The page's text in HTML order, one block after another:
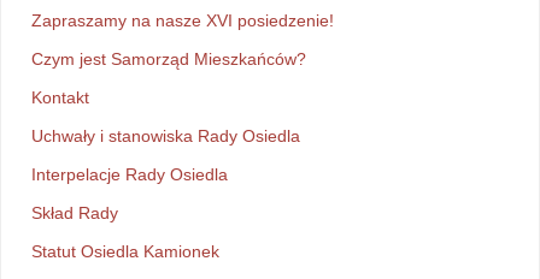
Zapraszamy na nasze XVI posiedzenie!
Czym jest Samorząd Mieszkańców?
Kontakt
Uchwały i stanowiska Rady Osiedla
Interpelacje Rady Osiedla
Skład Rady
Statut Osiedla Kamionek